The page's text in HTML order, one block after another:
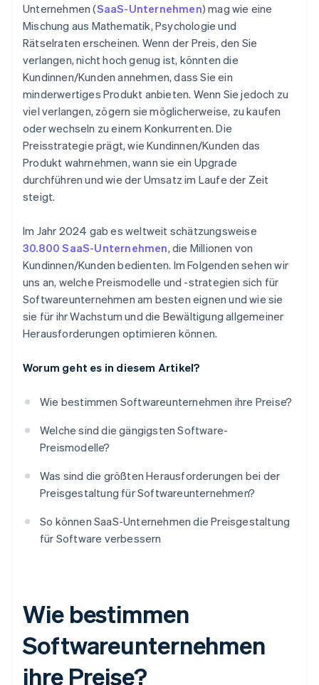
Einfache Preisgestaltung zur Umsatzmaximierung
Preisanpassung im Zuge des
Unternehmenswachstums
Länderübergreifende Preisgestaltung
Deutlich machen, wann und warum ein Upgrade
sinnvoll ist
Rabatte auf Jahrespläne überdenken
Enterprise-Kundinnen und -Kunden den
gewünschten Mehrwert bieten
Eine Preisseite erstellen, die Fragen beantwortet
Unternehmen (SaaS-Unternehmen) mag wie eine
Mischung aus Mathematik, Psychologie und
Rätselraten erscheinen. Wenn der Preis, den Sie
verlangen, nicht hoch genug ist, könnten die
Kundinnen/Kunden annehmen, dass Sie ein
minderwertiges Produkt anbieten. Wenn Sie jedoch zu
viel verlangen, zögern sie möglicherweise, zu kaufen
oder wechseln zu einem Konkurrenten. Die
Preisstrategie prägt, wie Kundinnen/Kunden das
Produkt wahrnehmen, wann sie ein Upgrade
durchführen und wie der Umsatz im Laufe der Zeit
steigt.
Im Jahr 2024 gab es weltweit schätzungsweise
30.800 SaaS-Unternehmen, die Millionen von
Kundinnen/Kunden bedienten. Im Folgenden sehen wir
uns an, welche Preismodelle und -strategien sich für
Softwareunternehmen am besten eignen und wie sie
sie für ihr Wachstum und die Bewältigung allgemeiner
Herausforderungen optimieren können.
Worum geht es in diesem Artikel?
Wie bestimmen Softwareunternehmen ihre Preise?
Welche sind die gängigsten Software-
Preismodelle?
Was sind die größten Herausforderungen bei der
Preisgestaltung für Softwareunternehmen?
So können SaaS-Unternehmen die Preisgestaltung
für Software verbessern
Wie bestimmen
Softwareunternehmen
ihre Preise?